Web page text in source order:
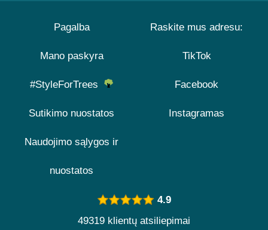
Pagalba
Mano paskyra
#StyleForTrees
Sutikimo nuostatos
Naudojimo sąlygos ir
nuostatos
Raskite mus adresu:
TikTok
Facebook
Instagramas
4.9
49319 klientų atsiliepimai